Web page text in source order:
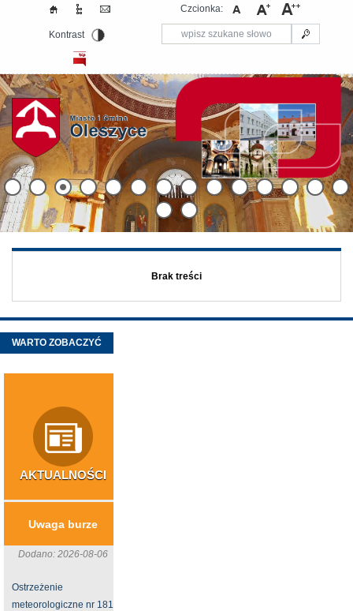
Czcionka:
Kontrast
Brak treści
WARTO ZOBACZYĆ
AKTUALNOŚCI
Uwaga burze
Dodano: 2026-08-06
Ostrzeżenie
meteorologiczne nr 181